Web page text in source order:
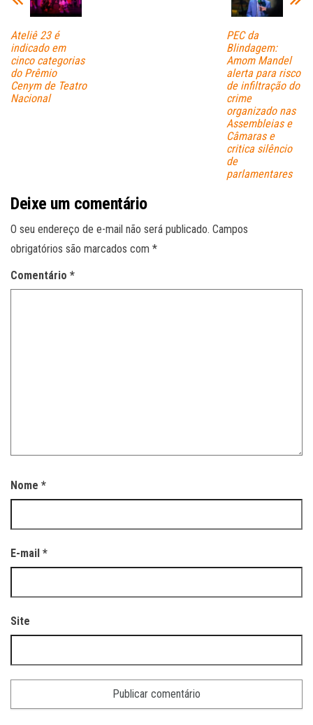
Ateliê 23 é
indicado em
cinco categorias
do Prêmio
Cenym de Teatro
Nacional
PEC da
Blindagem:
Amom Mandel
alerta para risco
de infiltração do
crime
organizado nas
Assembleias e
Câmaras e
critica silêncio
de
parlamentares
Deixe um comentário
O seu endereço de e-mail não será publicado. Campos
obrigatórios são marcados com *
Comentário *
Nome *
E-mail *
Site